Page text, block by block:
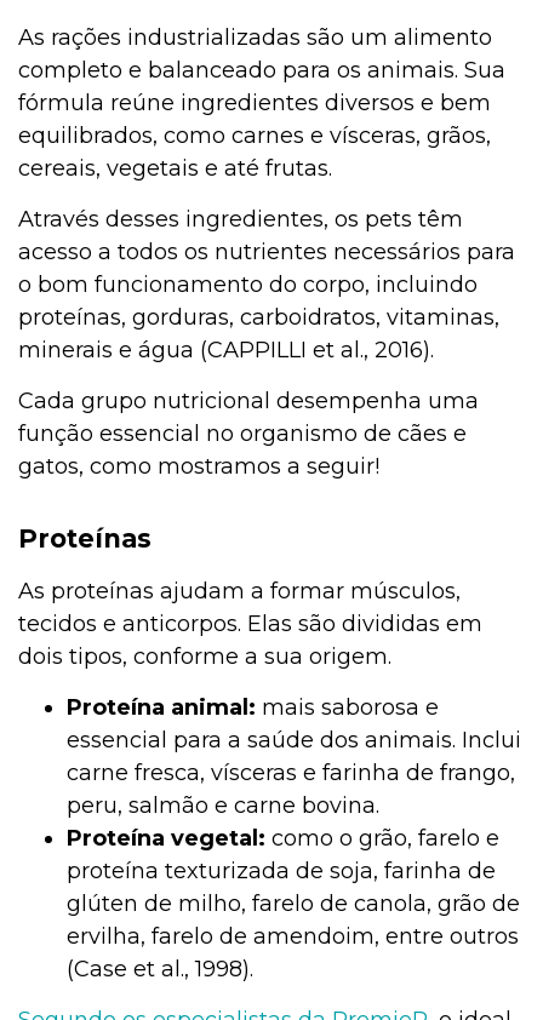
As rações industrializadas são um alimento
completo e balanceado para os animais. Sua
fórmula reúne ingredientes diversos e bem
equilibrados, como carnes e vísceras, grãos,
cereais, vegetais e até frutas.
Através desses ingredientes, os pets têm
acesso a todos os nutrientes necessários para
o bom funcionamento do corpo, incluindo
proteínas, gorduras, carboidratos, vitaminas,
minerais e água (CAPPILLI et al., 2016).
Cada grupo nutricional desempenha uma
função essencial no organismo de cães e
gatos, como mostramos a seguir!
Proteínas
As proteínas ajudam a formar músculos,
tecidos e anticorpos. Elas são divididas em
dois tipos, conforme a sua origem.
Proteína animal: mais saborosa e
essencial para a saúde dos animais. Inclui
carne fresca, vísceras e farinha de frango,
peru, salmão e carne bovina.
Proteína vegetal: como o grão, farelo e
proteína texturizada de soja, farinha de
glúten de milho, farelo de canola, grão de
ervilha, farelo de amendoim, entre outros
(Case et al., 1998).